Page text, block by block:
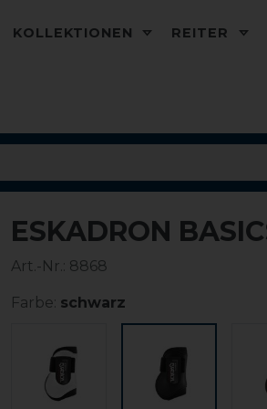
KOLLEKTIONEN REITER
ESKADRON
Art.-Nr.: 8868
Farbe: schwarz